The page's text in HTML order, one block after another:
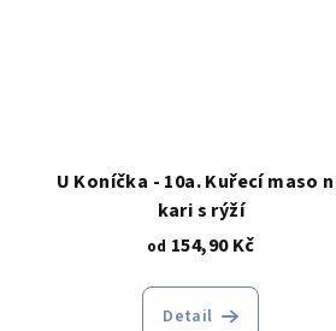
U Koníčka - 10a. Kuřecí maso
kari s rýží
od 154,90 Kč
Detail